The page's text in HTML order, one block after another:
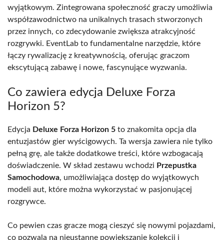
wyjątkowym. Zintegrowana społeczność graczy umożliwia
współzawodnictwo na unikalnych trasach stworzonych
przez innych, co zdecydowanie zwiększa atrakcyjność
rozgrywki. EventLab to fundamentalne narzędzie, które
łączy rywalizację z kreatywnością, oferując graczom
ekscytującą zabawę i nowe, fascynujące wyzwania.
Co zawiera edycja Deluxe Forza
Horizon 5?
Edycja Deluxe Forza Horizon 5 to znakomita opcja dla
entuzjastów gier wyścigowych. Ta wersja zawiera nie tylko
pełną grę, ale także dodatkowe treści, które wzbogacają
doświadczenie. W skład zestawu wchodzi Przepustka
Samochodowa, umożliwiająca dostęp do wyjątkowych
modeli aut, które można wykorzystać w pasjonującej
rozgrywce.
Co pewien czas gracze mogą cieszyć się nowymi pojazdami,
co pozwala na nieustanne powiększanie kolekcji i